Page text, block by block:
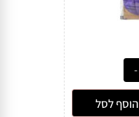
הוסף לסל